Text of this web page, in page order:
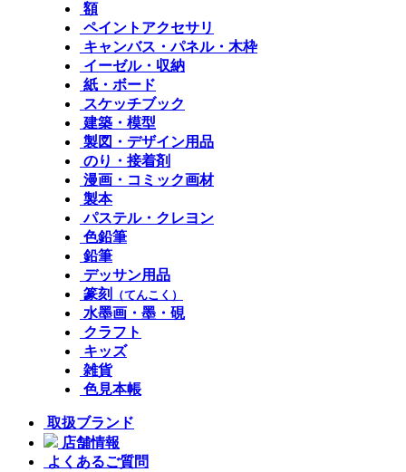
額
ペイントアクセサリ
キャンバス・パネル・木枠
イーゼル・収納
紙・ボード
スケッチブック
建築・模型
製図・デザイン用品
のり・接着剤
漫画・コミック画材
製本
パステル・クレヨン
色鉛筆
鉛筆
デッサン用品
篆刻
（てんこく）
水墨画・墨・硯
クラフト
キッズ
雑貨
色見本帳
取扱ブランド
店舗情報
よくあるご質問